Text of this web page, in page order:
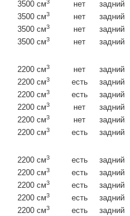
3500 см3 нет
задний
3500 см3 нет
задний
3500 см3 нет
задний
3500 см3 нет задний
2200 см3 нет
задний
2200 см3 есть
задний
2200 см3 есть
задний
2200 см3 нет
задний
2200 см3 нет
задний
2200 см3 есть задний
2200 см3 есть
задний
2200 см3 есть
задний
2200 см3 есть
задний
2200 см3 есть
задний
2200 см3 есть
задний